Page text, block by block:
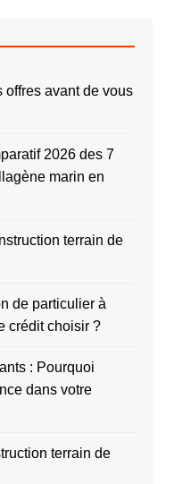
offres avant de vous
2026 des 7
marin en
terrain de
de particulier à
crédit choisir ?
: Pourquoi
dans votre
terrain de